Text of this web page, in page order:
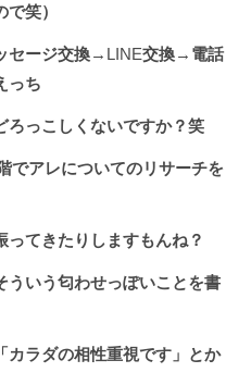
笑）
セージ交換→LINE交換→ 電話
っち
ろっこしくないですか？笑
でアレについてのリサーチを
てきたりしますもんね？
ういう匂わせっぽいことを書
カラダの相性重視です」とか